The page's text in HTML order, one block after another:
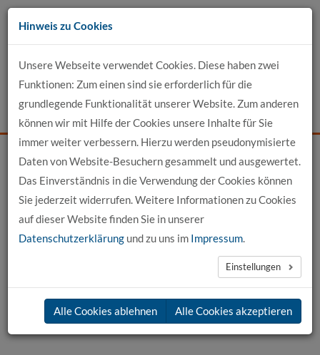
Zum
Inhalt
Events News Login Suche
Kontakt
Startseite Für Bewerber
International Office
Wege ins Ausland für Studierende
Erfahrungsberichte
Erfahrungsberichte
Ihr möchtet wissen, was euch bei einem Praktikum,
Studienaufenthalt oder einer Studienreise im Ausland
erwartet?
Hinweis zu Cookies
Unsere Webseite verwendet Cookies. Diese haben zwei
Funktionen: Zum einen sind sie erforderlich für die
grundlegende Funktionalität unserer Website. Zum anderen
können wir mit Hilfe der Cookies unsere Inhalte für Sie
immer weiter verbessern. Hierzu werden pseudonymisierte
Daten von Website-Besuchern gesammelt und ausgewertet.
Das Einverständnis in die Verwendung der Cookies können
Sie jederzeit widerrufen. Weitere Informationen zu Cookies
auf dieser Website finden Sie in unserer
Datenschutzerklärung und zu uns im Impressum.
Einstellungen
Alle Cookies ablehnen Alle Cookies akzeptieren